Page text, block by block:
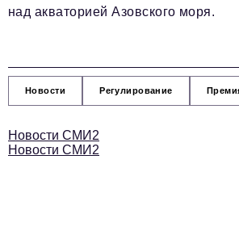
над акваторией Азовского моря.
Новости Регулирование
Новости СМИ2
Новости СМИ2